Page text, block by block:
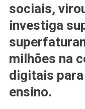
sociais,
investiga
milhões na
digitais
ensino.